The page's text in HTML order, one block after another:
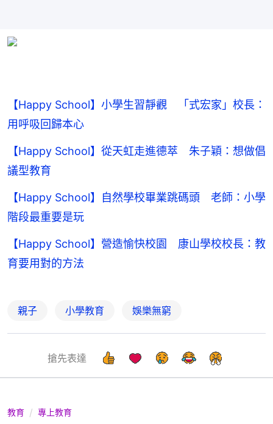
【Happy School】小學生習靜觀 「式宏家」校長：
用呼吸回歸本心
【Happy School】從天虹走進德萃 朱子穎：想做倡
議型教育
【Happy School】自然學校畢業跳碼頭 老師：小學
階段最重要是玩
【Happy School】營造愉快校園 康山學校校長：教
育要用對的方法
親子 小學教育 娛樂無窮
搶先表達
教育 專上教育